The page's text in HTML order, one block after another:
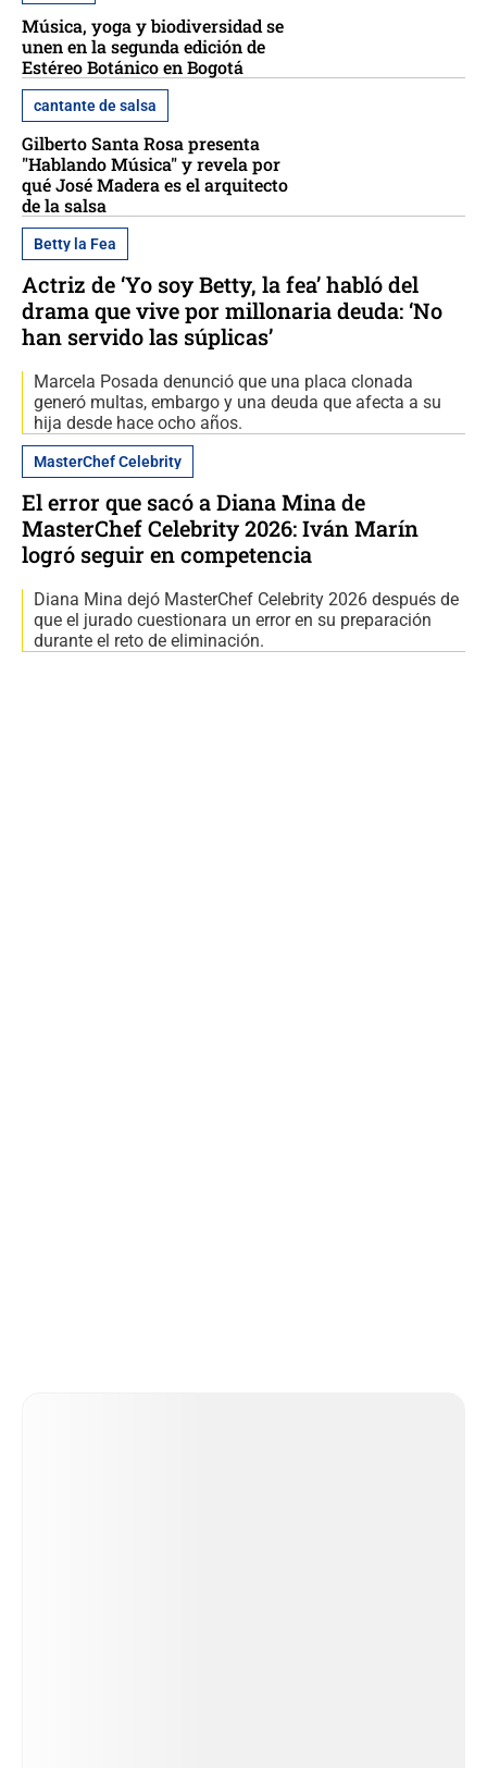
Música, yoga y biodiversidad se
unen en la segunda edición de
Estéreo Botánico en Bogotá
cantante de salsa
Gilberto Santa Rosa presenta
"Hablando Música" y revela por
qué José Madera es el arquitecto
de la salsa
Betty la Fea
Actriz de ‘Yo soy Betty, la fea’ habló del
drama que vive por millonaria deuda: ‘No
han servido las súplicas’
Marcela Posada denunció que una placa clonada
generó multas, embargo y una deuda que afecta a su
hija desde hace ocho años.
MasterChef Celebrity
El error que sacó a Diana Mina de
MasterChef Celebrity 2026: Iván Marín
logró seguir en competencia
Diana Mina dejó MasterChef Celebrity 2026 después de
que el jurado cuestionara un error en su preparación
durante el reto de eliminación.